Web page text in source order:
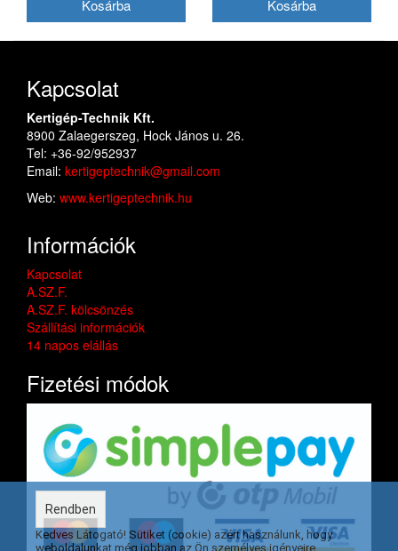
Kapcsolat
Kertigép-Technik Kft.
8900 Zalaegerszeg, Hock János u. 26.
Tel: +36-92/952937
Email: kertigeptechnik@gmail.com
Web: www.kertigeptechnik.hu
Információk
Kapcsolat
A.SZ.F.
A.SZ.F. kölcsönzés
Szállítási információk
14 napos elállás
Fizetési módok
Rendben
Kedves Látogató! Sütiket (cookie) azért használunk, hogy
weboldalunkat még jobban az Ön személyes igényeire